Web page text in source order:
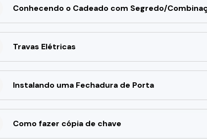
Conhecendo o Cadeado com Segredo/
Travas Elétricas
Instalando uma Fechadura de Porta
Como fazer cópia de chave